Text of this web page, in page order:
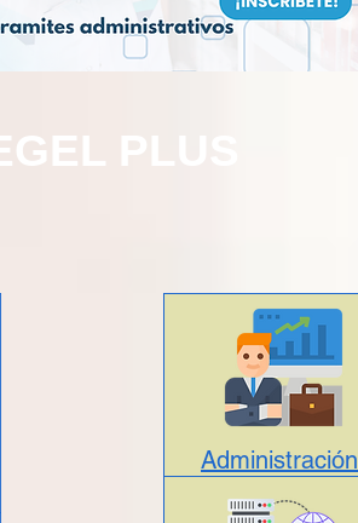
PLUS
Administración